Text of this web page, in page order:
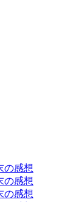
の感想
の感想
の感想